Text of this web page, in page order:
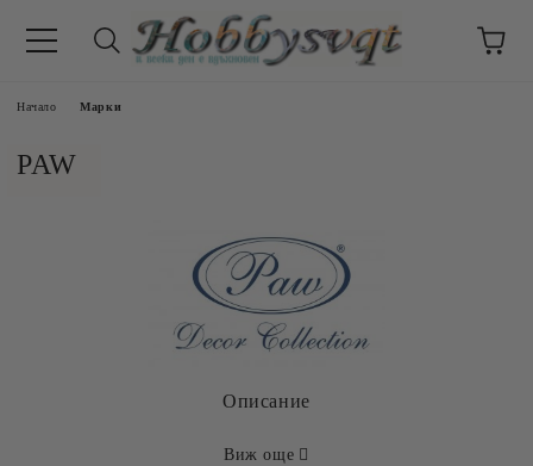
Начало Марки
PAW
Описание
Виж още